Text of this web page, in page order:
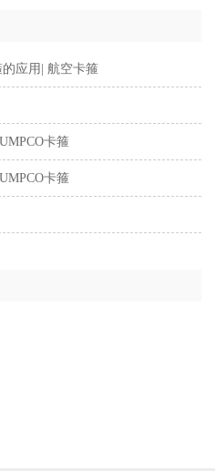
的应用| 航空卡箍
卡箍
卡箍